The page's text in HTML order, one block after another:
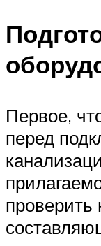
Первое,
перед
проверить